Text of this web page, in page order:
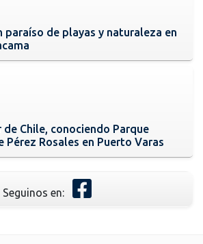
paraíso de playas y naturaleza en
de Chile, conociendo Parque
Pérez Rosales en Puerto Varas
Seguinos en: